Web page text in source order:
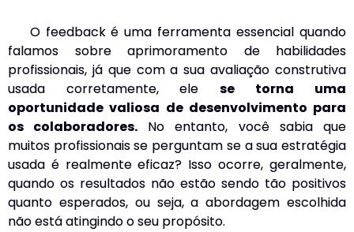
O feedback é uma ferramenta essencial quando
falamos sobre aprimoramento de habilidades
profissionais, já que com a sua avaliação construtiva
usada corretamente, ele se torna uma
oportunidade valiosa de desenvolvimento para
os colaboradores. No entanto, você sabia que
muitos profissionais se perguntam se a sua estratégia
usada é realmente eficaz? Isso ocorre, geralmente,
quando os resultados não estão sendo tão positivos
quanto esperados, ou seja, a abordagem escolhida
não está atingindo o seu propósito.